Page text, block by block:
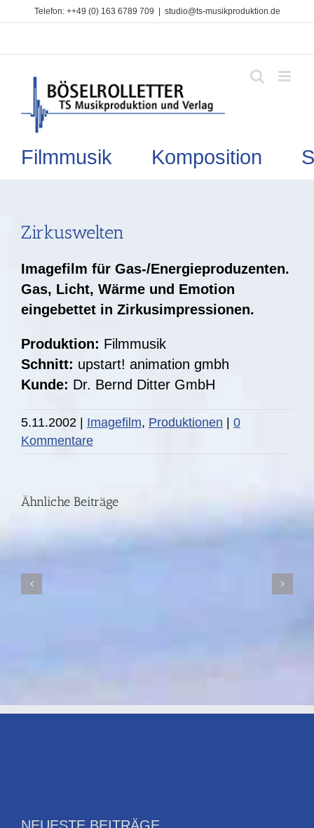
Telefon: ++49 (0) 163 6789 709 studio@ts-musikproduktion.de
Filmmusik Komposition
Zirkuswelten
Imagefilm für Gas-/Energieproduzenten.
Gas, Licht, Wärme und Emotion
eingebettet in Zirkusimpressionen.
Produktion: Filmmusik
Schnitt: upstart! animation gmbh
Kunde: Dr. Bernd Ditter GmbH
5.11.2002 | Imagefilm, Produktionen | 0
Kommentare
Ähnliche Beiträge
STORY:
nach
I
NEUESTE BEITRÄGE